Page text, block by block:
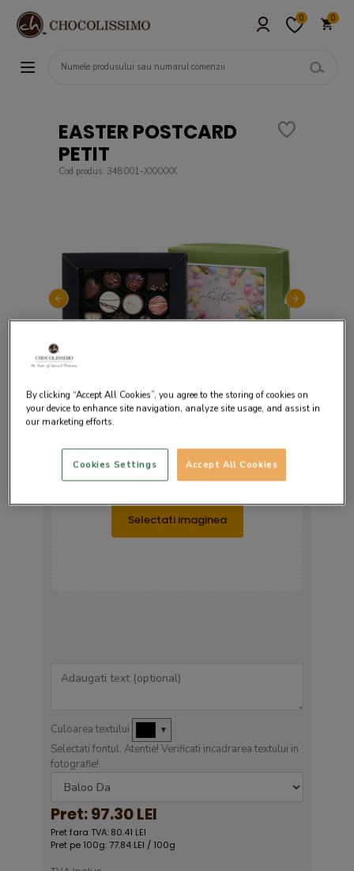
0 0
EASTER POSTCARD
PETIT
Cod produs: 348001-XXXXXX
Trageti imaginea aici
sau
Culoarea textului ▼
Selectati fontul. Atentie! Verificati incadrarea textului in
fotografie!
Pret:97.30 LEI
Pret fara TVA: 80.41 LEI
Pret pe 100g: 77.84 LEI / 100g
By clicking “Accept All Cookies”, you agree to the storing of cookies on
your device to enhance site navigation, analyze site usage, and assist in
our marketing efforts.
Accept All Cookies
Cookies Settings